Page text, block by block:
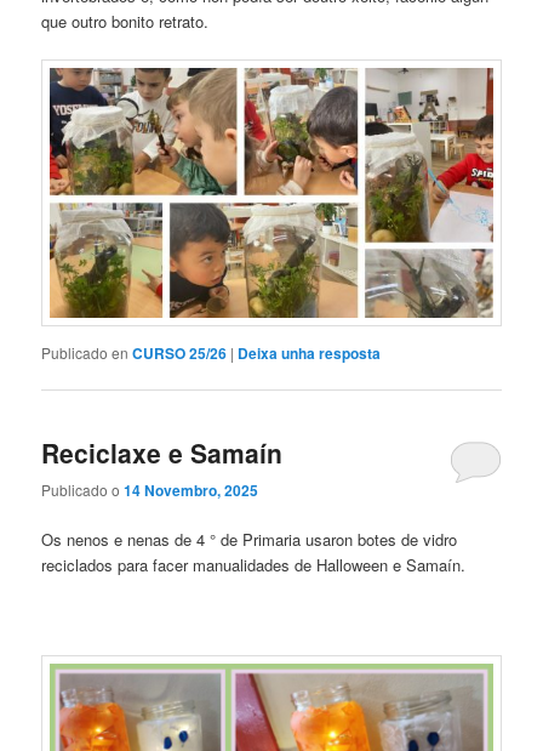
que outro bonito retrato.
Publicado en CURSO 25/26 | Deixa unha resposta
Reciclaxe e Samaín
Publicado o14 Novembro, 2025
Os nenos e nenas de 4 ° de Primaria usaron botes de vidro
reciclados para facer manualidades de Halloween e Samaín.